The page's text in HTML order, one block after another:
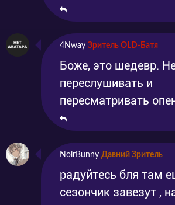
4Nway Зритель OLD-Батя
Боже, это шедевр.
переслушивать и
пересматривать
NoirBunny Давний Зритель
радуйтесь бля там
сезончик завезут ,